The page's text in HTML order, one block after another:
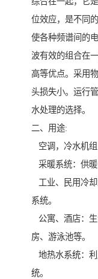
位效应，是不同
使各种频谱间的
波有效的组合在
高等优点。采用
头损失小。运行
水处理的选择。
二、用途:
空调，冷水机组
采暖系统：供暖
工业、民用冷
系统。
公寓、酒店：
房、游泳池等。
地热水系统：
统。